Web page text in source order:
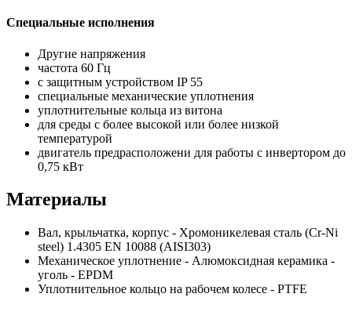
Специальные исполнения
Другие напряжения
частота 60 Гц
с защитным устройством IP 55
специальные механические уплотнения
уплотнительные кольца из витона
для среды с более высокой или более низкой
температурой
двигатель предрасположени для работы с инвертором до
0,75 кВт
Материалы
Вал, крыльчатка, корпус - Хромоникелевая сталь (Cr-Ni
steel) 1.4305 EN 10088 (AISI303)
Механическое уплотнение - Алюмоксидная керамика -
уголь - EPDM
Уплотнительное кольцо на рабочем колесе - PTFE